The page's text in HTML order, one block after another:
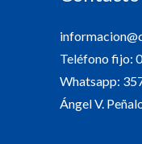
Teléfono fijo:
Whatsapp:
Ángel V.